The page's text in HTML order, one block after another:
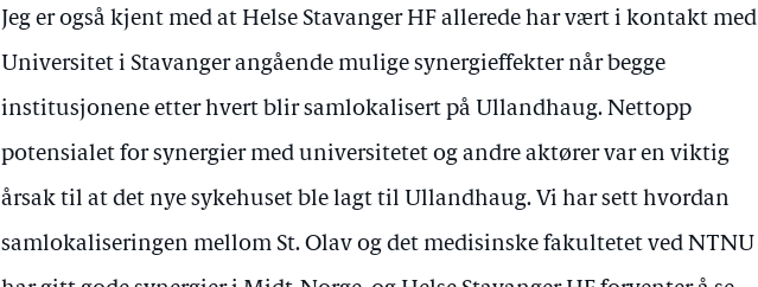
Jeg er også kjent med at Helse Stavanger HF allerede har vært i kontakt med
Universitet i Stavanger angående mulige synergieffekter når begge
institusjonene etter hvert blir samlokalisert på Ullandhaug. Nettopp
potensialet for synergier med universitetet og andre aktører var en viktig
årsak til at det nye sykehuset ble lagt til Ullandhaug. Vi har sett hvordan
samlokaliseringen mellom St. Olav og det medisinske fakultetet ved NTNU